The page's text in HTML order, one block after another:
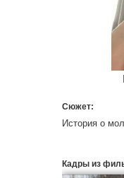
Сюжет:
История о
Кадры из